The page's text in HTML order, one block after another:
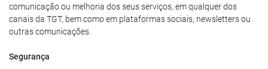
comunicação ou melhoria dos seus serviços, em qualquer dos
canais da TGT, bem como em plataformas sociais, newsletters ou
outras comunicações.
Segurança